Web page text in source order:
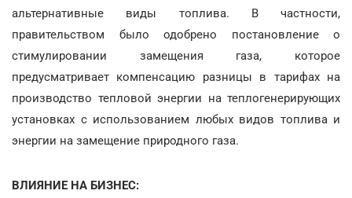
альтернативные виды топлива. В частности,
правительством было одобрено постановление о
стимулировании замещения газа, которое
предусматривает компенсацию разницы в тарифах на
производство тепловой энергии на теплогенерирующих
установках с использованием любых видов топлива и
энергии на замещение природного газа.
ВЛИЯНИЕ НА БИЗНЕС: